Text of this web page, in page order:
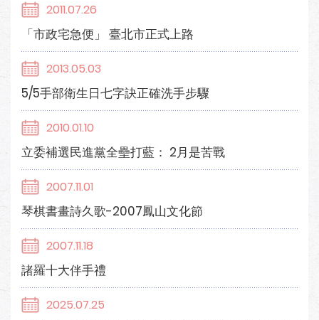
2011.07.26
「市政宅急便」 臺北市正式上路
2013.05.03
5/5手部衛生日七字訣正確洗手步驟
2010.01.10
立委補選民進黨全壘打藍： 2月是苦戰
2007.11.01
琴棋書畫詩久歌-2007鳳山文化節
2007.11.18
諸羅十大伴手禮
2025.07.25